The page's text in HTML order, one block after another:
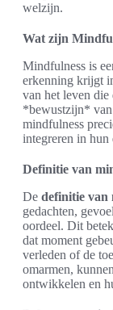
welzijn.
Wat zijn
Mindfulness is
erkenning krijgt
van het leven die
*bewustzijn*
mindfulness
integreren in hun
Definitie van
De definitie van
gedachten,
oordeel. Dit
dat moment
verleden of de
omarmen,
ontwikkelen en